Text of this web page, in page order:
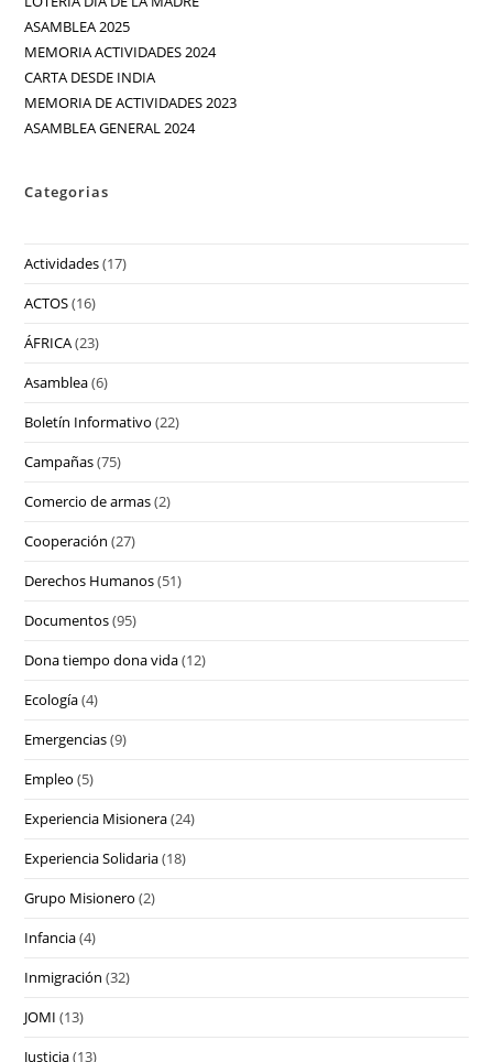
ASAMBLEA 2025
MEMORIA ACTIVIDADES 2024
CARTA DESDE INDIA
MEMORIA DE ACTIVIDADES 2023
ASAMBLEA GENERAL 2024
Categorias
Actividades(17)
ACTOS(16)
ÁFRICA(23)
Asamblea(6)
Boletín Informativo (22)
Campañas(75)
Comercio de armas(2)
Cooperación (27)
Derechos Humanos(51)
Documentos(95)
Dona tiempo dona vida(12)
Ecología(4)
Emergencias(9)
Empleo (5)
Experiencia Misionera(24)
Experiencia Solidaria(18)
Grupo Misionero (2)
Infancia(4)
Inmigración (32)
JOMI (13)
Justicia(13)